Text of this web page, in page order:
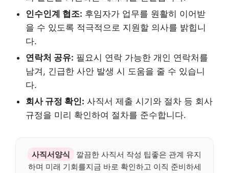
인수인계 협조: 후임자가 업무를 원활히 이어받
을 수 있도록 적극적으로 지원할 의사를 밝힙니
다.
연락처 공유: 필요시 연락 가능한 개인 연락처를
남겨, 긴급한 사안 발생 시 도움을 줄 수 있습니
다.
회사 규정 확인: 사직서 제출 시기와 절차 등 회사
규정을 미리 확인하여 절차를 준수합니다.
사직서양식
깔끔한 사직서 작성 팁좋은 관계 유지
하며 미래 기회를지금 바로 확인하고 이직 준비하세